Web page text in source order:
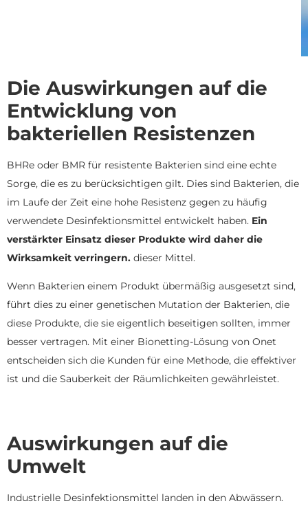
Die Auswirkungen auf die
Entwicklung von
bakteriellen Resistenzen
BHRe oder BMR für resistente Bakterien sind eine echte
Sorge, die es zu berücksichtigen gilt. Dies sind Bakterien, die
im Laufe der Zeit eine hohe Resistenz gegen zu häufig
verwendete Desinfektionsmittel entwickelt haben. Ein
verstärkter Einsatz dieser Produkte wird daher die
Wirksamkeit verringern. dieser Mittel.
Wenn Bakterien einem Produkt übermäßig ausgesetzt sind,
führt dies zu einer genetischen Mutation der Bakterien, die
diese Produkte, die sie eigentlich beseitigen sollten, immer
besser vertragen. Mit einer Bionetting-Lösung von Onet
entscheiden sich die Kunden für eine Methode, die effektiver
ist und die Sauberkeit der Räumlichkeiten gewährleistet.
Auswirkungen auf die
Umwelt
Industrielle Desinfektionsmittel landen in den Abwässern.